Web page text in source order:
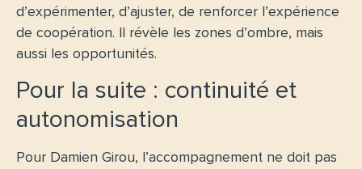
d’expérimenter, d’ajuster, de renforcer l’expérience
de coopération. Il révèle les zones d’ombre, mais
aussi les opportunités.
Pour la suite : continuité et
autonomisation
Pour Damien Girou, l’accompagnement ne doit pas